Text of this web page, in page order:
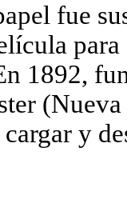
fue
1892,
y